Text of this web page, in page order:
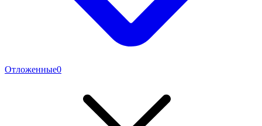
Отложенные0